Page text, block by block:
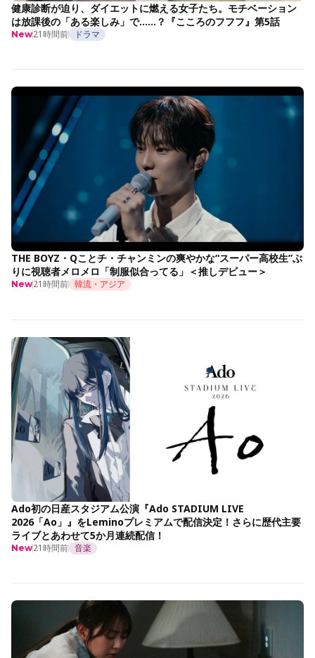
健康診断が迫り、ダイエットに燃える女子たち。モチベーション
は放課後の「ある楽しみ」で……？『こころのフフフ』第5話
New21時間前 ドラマ
THE BOYZ・Qことチ・チャンミンの爽やかな“スーパー高校生”ぶ
りに視聴者メロメロ「制服似合ってる」＜推しデビュー＞
New21時間前 韓流・アジア
Ado初の日産スタジアム公演『Ado STADIUM LIVE
2026「Ao」』をLeminoプレミアムで配信決定！さらに歴代主要
ライブとあわせて5か月連続配信！
New21時間前 音楽